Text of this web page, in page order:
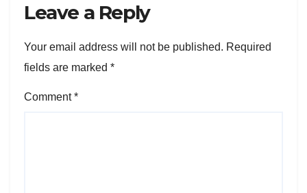
Leave a Reply
Your email address will not be published. Required
fields are marked *
Comment*